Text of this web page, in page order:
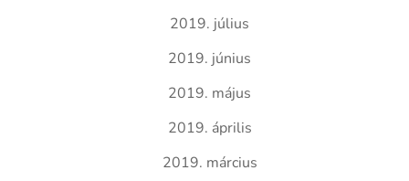
2019. július
2019. június
2019. május
2019. április
2019. március